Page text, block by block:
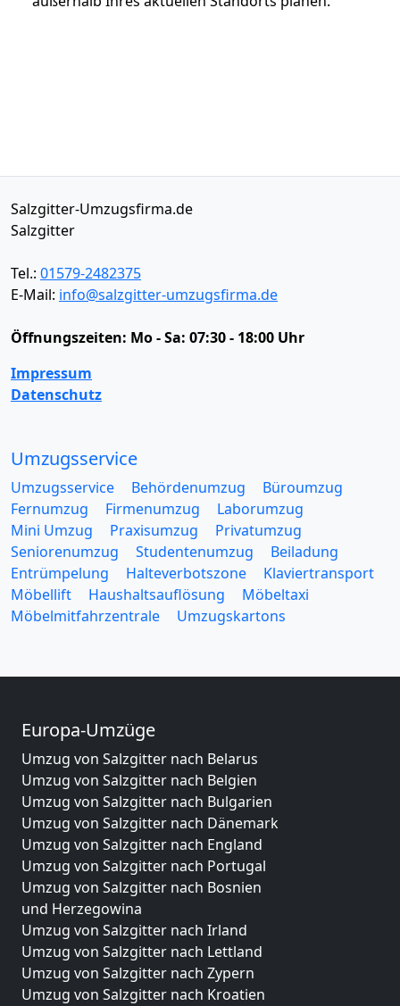
Salzgitter-Umzugsfirma.de
Salzgitter
Tel.: 01579-2482375
E-Mail: info@salzgitter-umzugsfirma.de
Öffnungszeiten: Mo - Sa: 07:30 - 18:00 Uhr
Impressum
Datenschutz
Umzugsservice
Umzugsservice Behördenumzug
Büroumzug
Fernumzug
Firmenumzug
Laborumzug
Mini Umzug
Praxisumzug
Privatumzug
Seniorenumzug
Studentenumzug
Beiladung
Entrümpelung
Halteverbotszone
Klaviertransport
Möbellift
Haushaltsauflösung
Möbeltaxi
Möbelmitfahrzentrale
Umzugskartons
Europa-Umzüge
Umzug von Salzgitter nach Belarus
Umzug von Salzgitter nach Belgien
Umzug von Salzgitter nach Bulgarien
Umzug von Salzgitter nach Dänemark
Umzug von Salzgitter nach England
Umzug von Salzgitter nach Portugal
Umzug von Salzgitter nach Bosnien
und Herzegowina
Umzug von Salzgitter nach Irland
Umzug von Salzgitter nach Lettland
Umzug von Salzgitter nach Zypern
Umzug von Salzgitter nach Kroatien